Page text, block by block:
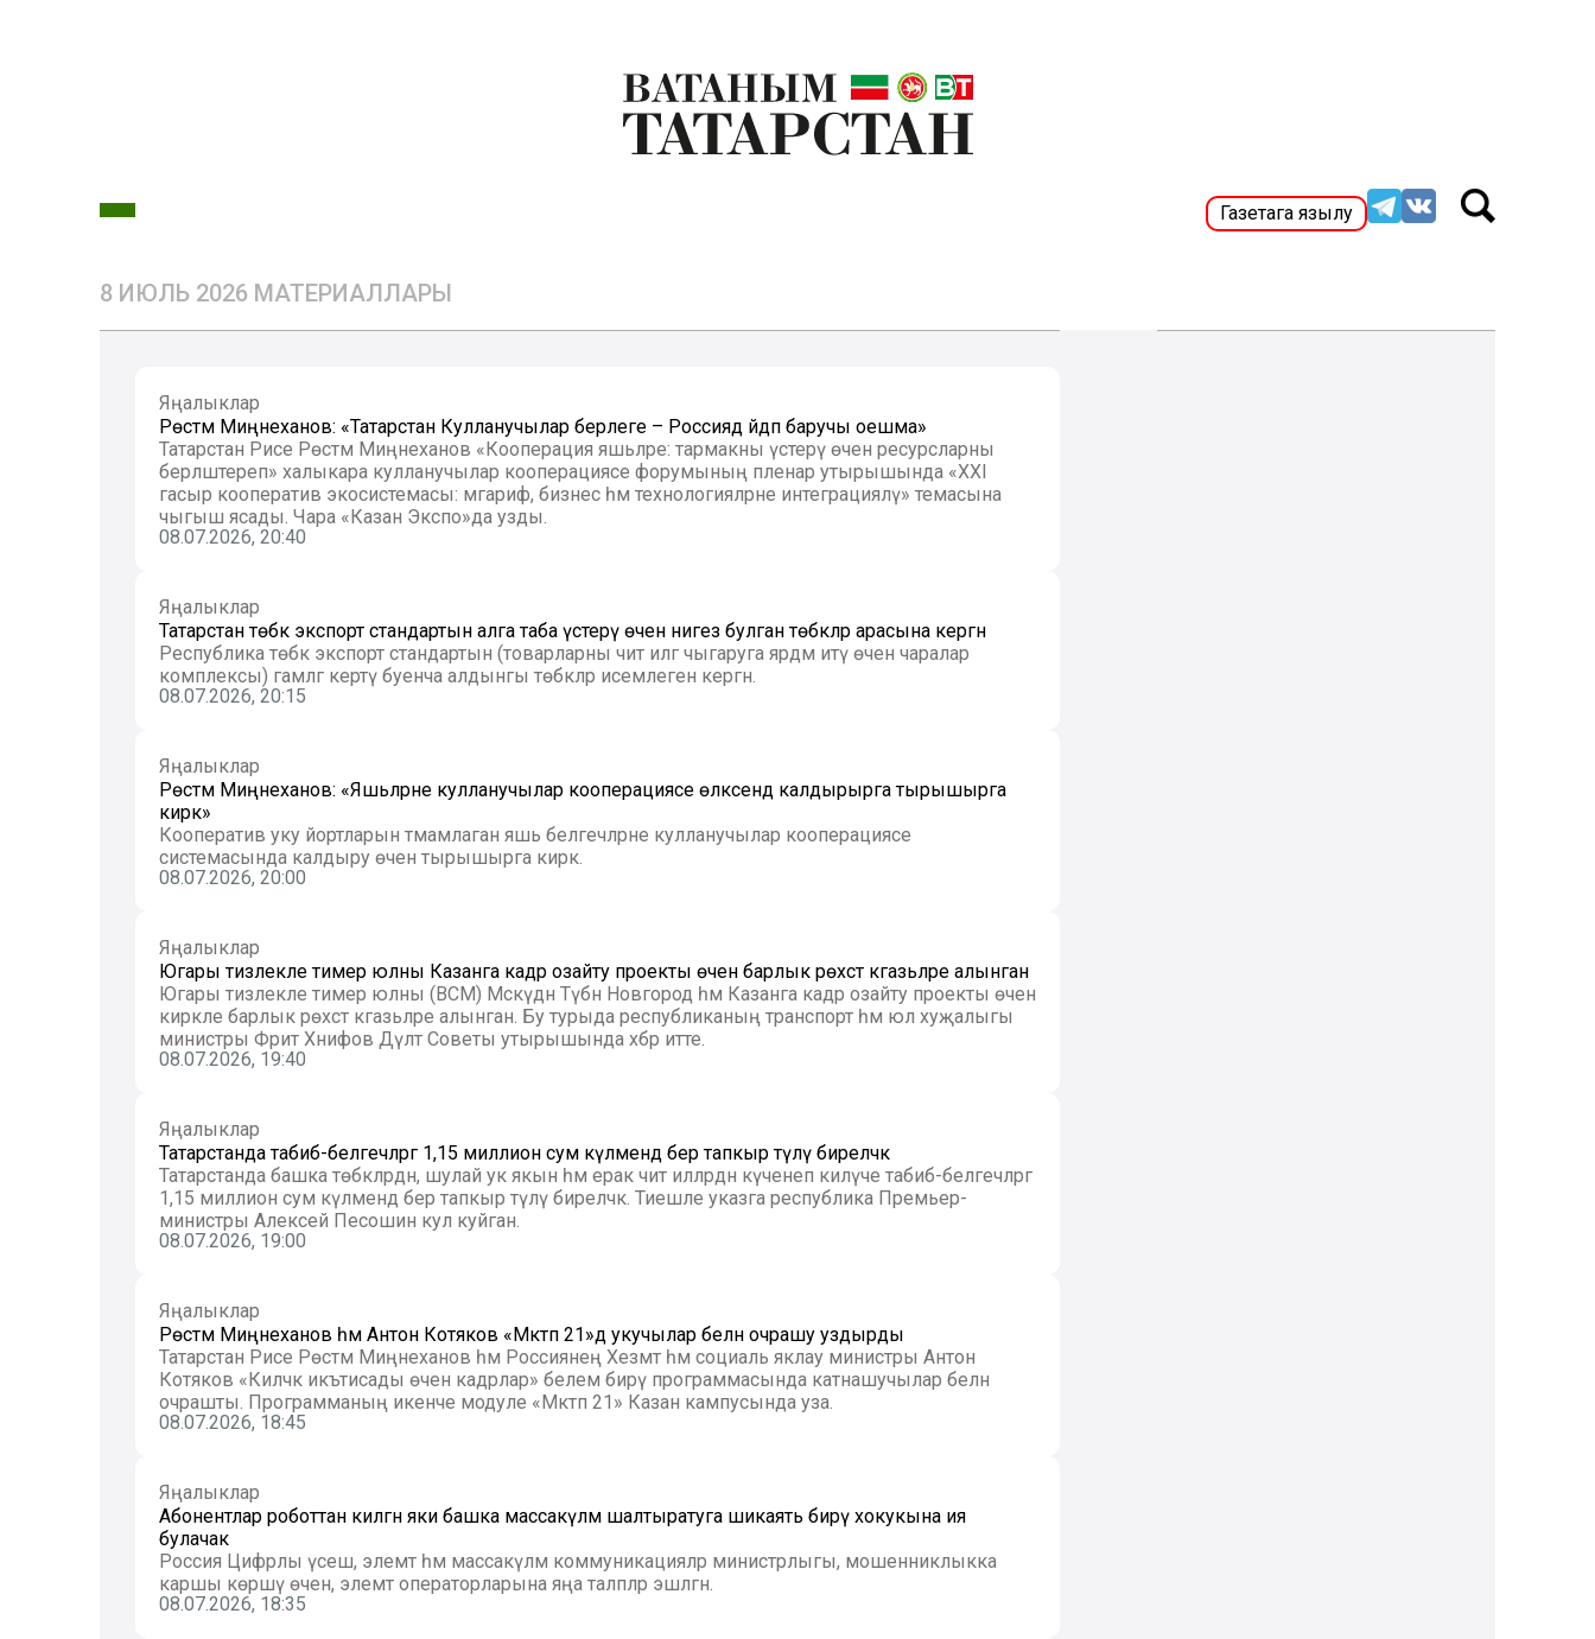
Газетага язылу
8 ИЮЛЬ 2026 МАТЕРИАЛЛАРЫ
Яңалыклар
Рөстәм Миңнеханов: «Татарстан Кулланучылар берлеге – Россиядә әйдәп баручы оешма»
Татарстан Рәисе Рөстәм Миңнеханов «Кооперация яшьләре: тармакны үстерү өчен ресурсларны
берләштереп» халыкара кулланучылар кооперациясе форумының пленар утырышында «ХХІ
гасыр кооператив экосистемасы: мәгариф, бизнес һәм технологияләрне интеграцияләү» темасына
чыгыш ясады. Чара «Казан Экспо»да узды.
08.07.2026, 20:40
Яңалыклар
Татарстан төбәк экспорт стандартын алга таба үстерү өчен нигез булган төбәкләр арасына кергән
Республика төбәк экспорт стандартын (товарларны чит илгә чыгаруга ярдәм итү өчен чаралар
комплексы) гамәлгә кертү буенча алдынгы төбәкләр исемлегенә кергән.
08.07.2026, 20:15
Яңалыклар
Рөстәм Миңнеханов: «Яшьләрне кулланучылар кооперациясе өлкәсендә калдырырга тырышырга
кирәк»
Кооператив уку йортларын тәмамлаган яшь белгечләрне кулланучылар кооперациясе
системасында калдыру өчен тырышырга кирәк.
08.07.2026, 20:00
Яңалыклар
Югары тизлекле тимер юлны Казанга кадәр озайту проекты өчен барлык рөхсәт кәгазьләре алынган
Югары тизлекле тимер юлны (ВСМ) Мәскәүдән Түбән Новгород һәм Казанга кадәр озайту проекты өчен
кирәкле барлык рөхсәт кәгазьләре алынган. Бу турыда республиканың транспорт һәм юл хуҗалыгы
министры Фәрит Хәнифов Дәүләт Советы утырышында хәбәр итте.
08.07.2026, 19:40
Яңалыклар
Татарстанда табиб-белгечләргә 1,15 миллион сум күләмендә бер тапкыр түләү биреләчәк
Татарстанда башка төбәкләрдән, шулай ук якын һәм ерак чит илләрдән күченеп килүче табиб-белгечләргә
1,15 миллион сум күләмендә бер тапкыр түләү биреләчәк. Тиешле указга республика Премьер-
министры Алексей Песошин кул куйган.
08.07.2026, 19:00
Яңалыклар
Рөстәм Миңнеханов һәм Антон Котяков «Мәктәп 21»дә укучылар белән очрашу уздырды
Татарстан Рәисе Рөстәм Миңнеханов һәм Россиянең Хезмәт һәм социаль яклау министры Антон
Котяков «Киләчәк икътисады өчен кадрлар» белем бирү программасында катнашучылар белән
очрашты. Программаның икенче модуле «Мәктәп 21» Казан кампусында уза.
08.07.2026, 18:45
Яңалыклар
Абонентлар роботтан килгән яки башка массакүләм шалтыратуга шикаять бирү хокукына ия
булачак
Россия Цифрлы үсеш, элемтә һәм массакүләм коммуникацияләр министрлыгы, мошенниклыкка
каршы көрәшү өчен, элемтә операторларына яңа таләпләр эшләгән.
08.07.2026, 18:35